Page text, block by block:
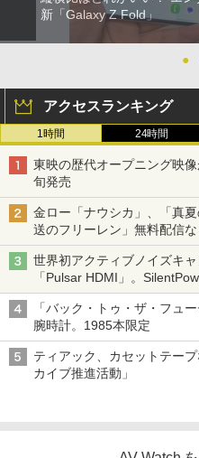
新「Galaxy Z Fold」
●
アクセスランキング
1時間 24時間
東映の歴代オープニング映
旬発売
金ロー「ナウシカ」、「真
送のフリーレン」無料配信
世界初アクティブノイズキ
「Pulsar HDMI」。
「バック・トゥ・ザ・フュ
腕時計。1985本限定
ティアック、カセットテー
カイブ推進活動」